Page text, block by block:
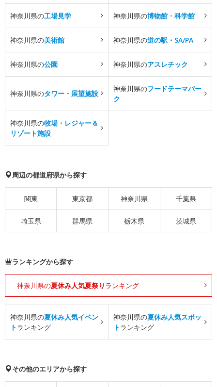
神奈川県の工場見学 神奈川県の博物館・科学館
神奈川県の美術館 神奈川県の道の駅・SA/PA
神奈川県の公園 神奈川県のアスレチック
神奈川県のタワー・展望施設
神奈川県のフードテーマパー
ク
神奈川県の牧場・レジャー＆
リゾート施設
周辺の都道府県から探す
関東 東京都 神奈川県 千葉県
埼玉県 群馬県 栃木県 茨城県
ランキングから探す
神奈川県の夏休み人気夏祭り ランキング
神奈川県の夏休み人気イベン
トランキング
神奈川県の夏休み人気スポッ
トランキング
その他のエリアから探す